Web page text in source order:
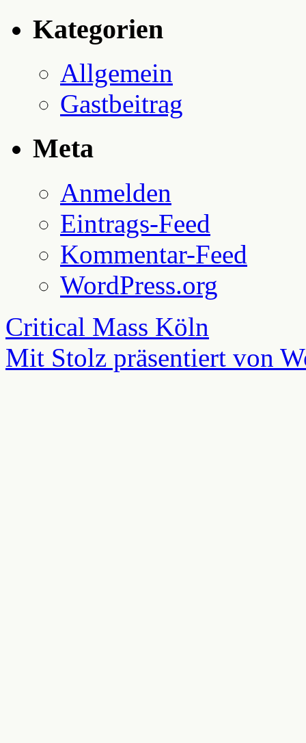
Kategorien
Allgemein
Gastbeitrag
Meta
Anmelden
Eintrags-Feed
Kommentar-Feed
WordPress.org
Critical Mass Köln
Mit Stolz präsentiert von